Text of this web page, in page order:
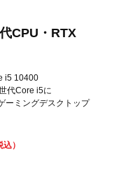
CPU・RTX
i5 10400
代Core i5に
ーミングデスクトップ